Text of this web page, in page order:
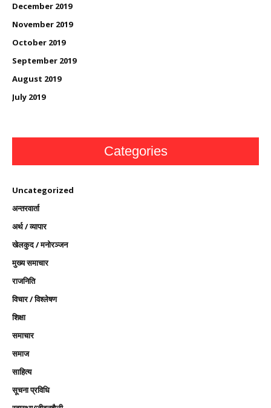
December 2019
November 2019
October 2019
September 2019
August 2019
July 2019
Categories
Uncategorized
अन्तरवार्ता
अर्थ / व्यापार
खेलकुद / मनोरञ्जन
मुख्य समाचार
राजनिति
विचार / विश्लेषण
शिक्षा
समाचार
समाज
साहित्य
सूचना प्रविधि